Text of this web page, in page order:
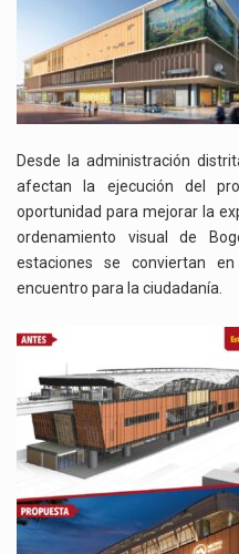
Desde la administración
afectan la ejecución del
oportunidad para mejorar la
ordenamiento visual de
estaciones se conviertan
encuentro para la ciudadanía.